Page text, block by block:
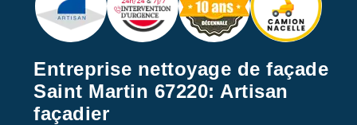
Entreprise nettoyage de façade
Saint Martin 67220: Artisan
façadier